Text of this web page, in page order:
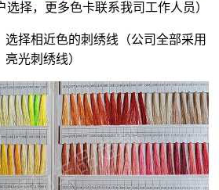
选择，更多色卡联系我司工作人员）
择相近色的刺绣线（公司全部采用
亮光刺绣线）